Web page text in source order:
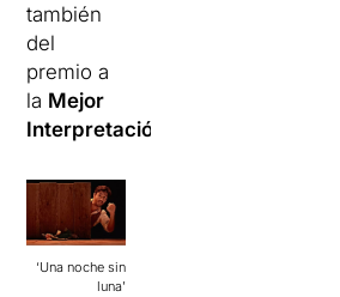
también
del
premio a
la Mejor
Interpretación
‘Una noche sin
luna’